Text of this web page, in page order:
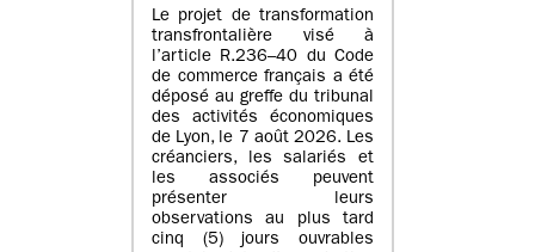
Le projet de transformation
transfrontalière visé à
l’article R.236–40 du Code
de commerce français a été
déposé au greffe du tribunal
des activités économiques
de Lyon, le 7 août 2026. Les
créanciers, les salariés et
les associés peuvent
présenter leurs
observations au plus tard
cinq (5) jours ouvrables